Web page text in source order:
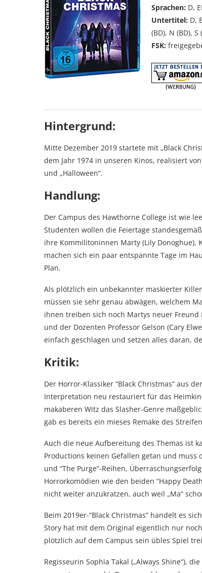
Sprachen: D,
Untertitel: D,
(BD), N (BD), S
FSK:
Hintergrund:
Mitte Dezember 2019 startete mit „Black
dem Jahr 1974 in unseren Kinos, realisiert
und „Halloween“.
Handlung:
Der Campus des Hawthorne College ist wie
Studenten wollen die Feiertage
ihre Kommilitoninnen Marty (Lily Donoghue),
machen sich ein paar entspannte Tage im
Plan.
Als plötzlich ein unbekannter maskierter
müssen sie sehr genau abwägen, welchem
ihnen treiben sich noch Martys neuer Freund
und der Dozenten Professor Gelson (Cary
einfach geschlagen und setzen alles daran,
Kritik:
Der Horror-Klassiker “Black Christmas” aus
Interpretation neu restauriert für das
makaberen Witz das Slasher-Genre
gab es bereits ein mieses Remake des
Auch die neue Aufbereitung des Themas ist
Productions keinen Gefallen getan und muss
und “The Purge”-Reihen,
Horrorkomödien wie den beiden “Happy
nicht weiter anzukratzen, auch weil „Ma“
Beim 2019er-“Black Christmas” handelt es
Story hat mit dem Original eigentlich nur
plötzlich auf dem Campus sein übles Spiel
Regisseurin Sophia Takal („Always Shine“),